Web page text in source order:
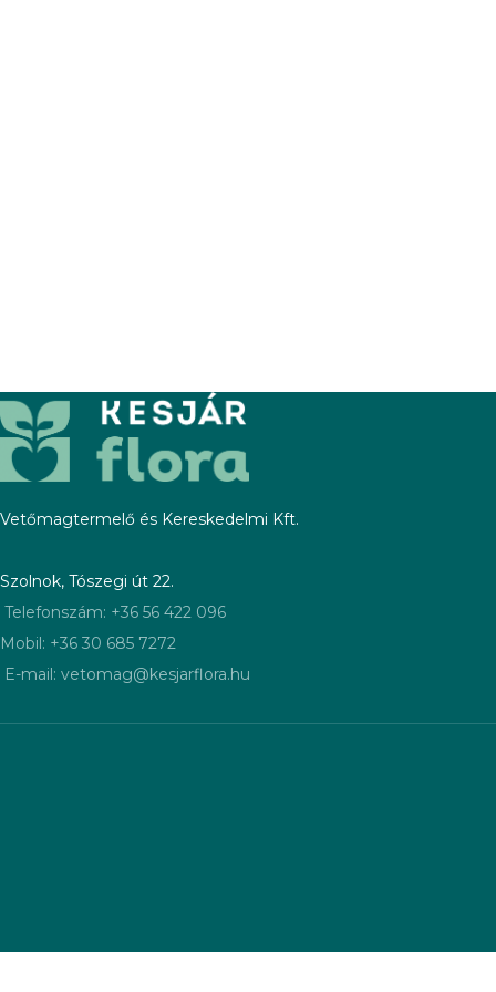
Vetőmagtermelő és Kereskedelmi Kft.
Szolnok, Tószegi út 22.
Telefonszám: +36 56 422 096
Mobil: +36 30 685 7272
E-mail: vetomag@kesjarflora.hu